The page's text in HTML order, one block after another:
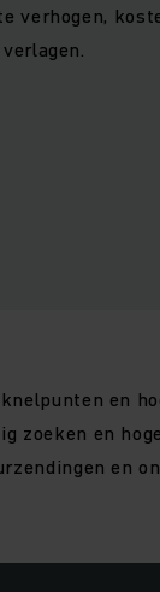
verhogen,
en
zoeken en
en